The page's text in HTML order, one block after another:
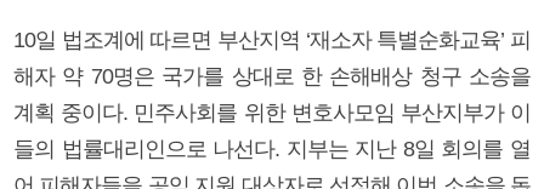
10일 법조계에 따르면 부산지역 ‘재소자 특별순화교육’ 피
해자 약 70명은 국가를 상대로 한 손해배상 청구 소송을
계획 중이다. 민주사회를 위한 변호사모임 부산지부가 이
들의 법률대리인으로 나선다. 지부는 지난 8일 회의를 열